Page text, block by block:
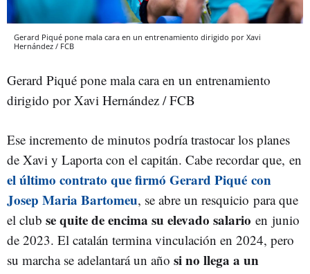
Gerard Piqué pone mala cara en un entrenamiento dirigido por Xavi
Hernández / FCB
Gerard Piqué pone mala cara en un entrenamiento
dirigido por Xavi Hernández / FCB
Ese incremento de minutos podría trastocar los planes
de Xavi y Laporta con el capitán. Cabe recordar que, en
el último contrato que firmó Gerard Piqué con
Josep Maria Bartomeu, se abre un resquicio para que
el club se quite de encima su elevado salario en junio
de 2023. El catalán termina vinculación en 2024, pero
su marcha se adelantará un año si no llega a un